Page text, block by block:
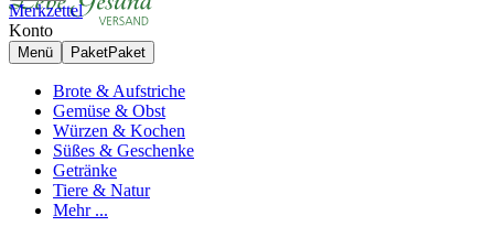
Merkzettel
Konto
Menü PaketPaket
Brote & Aufstriche
Gemüse & Obst
Würzen & Kochen
Süßes & Geschenke
Getränke
Tiere & Natur
Mehr ...